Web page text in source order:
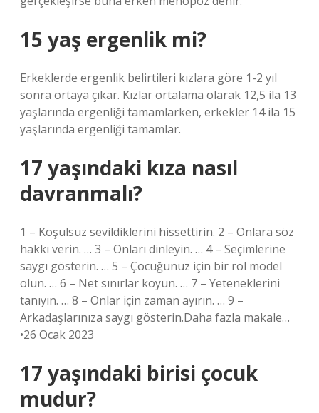
15 yaş ergenlik mi?
Erkeklerde ergenlik belirtileri kızlara göre 1-2 yıl
sonra ortaya çıkar. Kızlar ortalama olarak 12,5 ila 13
yaşlarında ergenliği tamamlarken, erkekler 14 ila 15
yaşlarında ergenliği tamamlar.
17 yaşındaki kıza nasıl
davranmalı?
1 – Koşulsuz sevildiklerini hissettirin. 2 – Onlara söz
hakkı verin. … 3 – Onları dinleyin. … 4 – Seçimlerine
saygı gösterin. … 5 – Çocuğunuz için bir rol model
olun. … 6 – Net sınırlar koyun. … 7 – Yeteneklerini
tanıyın. … 8 – Onlar için zaman ayırın. … 9 –
Arkadaşlarınıza saygı gösterin.Daha fazla makale…
•26 Ocak 2023
17 yaşındaki birisi çocuk
mudur?